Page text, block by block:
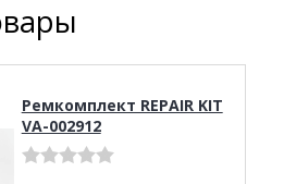
Ремкомплект REPAIR KIT
VA-002912